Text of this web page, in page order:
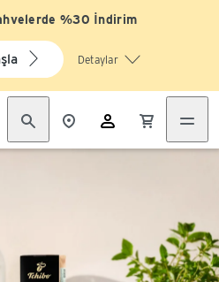
%30 İndirim
Detaylar